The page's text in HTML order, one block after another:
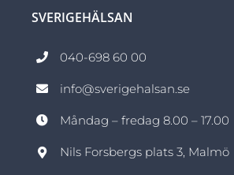
SVERIGEHÄLSAN
040-698 60 00
info@sverigehalsan.se
Måndag – fredag 8.00 – 17.00
Nils Forsbergs plats 3, Malmö